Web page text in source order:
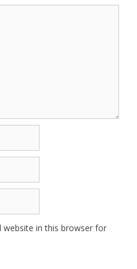
website in this browser for